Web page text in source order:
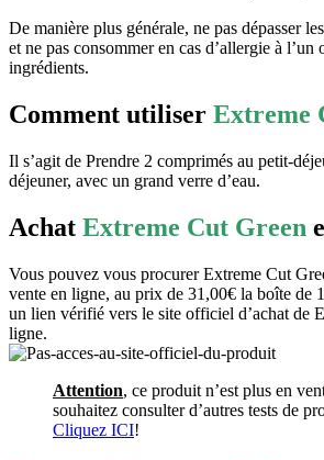
De manière plus générale, ne pas dépasser
et ne pas consommer en cas d’allergie à l’un
ingrédients.
Comment utiliser Extreme
Il s’agit de Prendre 2 comprimés au petit-
déjeuner, avec un grand verre d’eau.
Achat Extreme Cut Green
Vous pouvez vous procurer Extreme Cut
vente en ligne, au prix de 31,00€ la boîte de
un lien vérifié vers le site officiel d’achat de
ligne.
Attention, ce produit n’est plus en
souhaitez consulter d’autres tests de
Cliquez ICI!